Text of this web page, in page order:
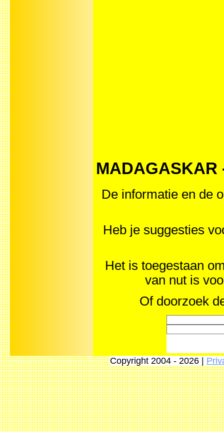
De informatie en de
Heb je suggesties
Het is toegestaan
van nut is
Of doorzoek
Copyright 2004 - 2026 |